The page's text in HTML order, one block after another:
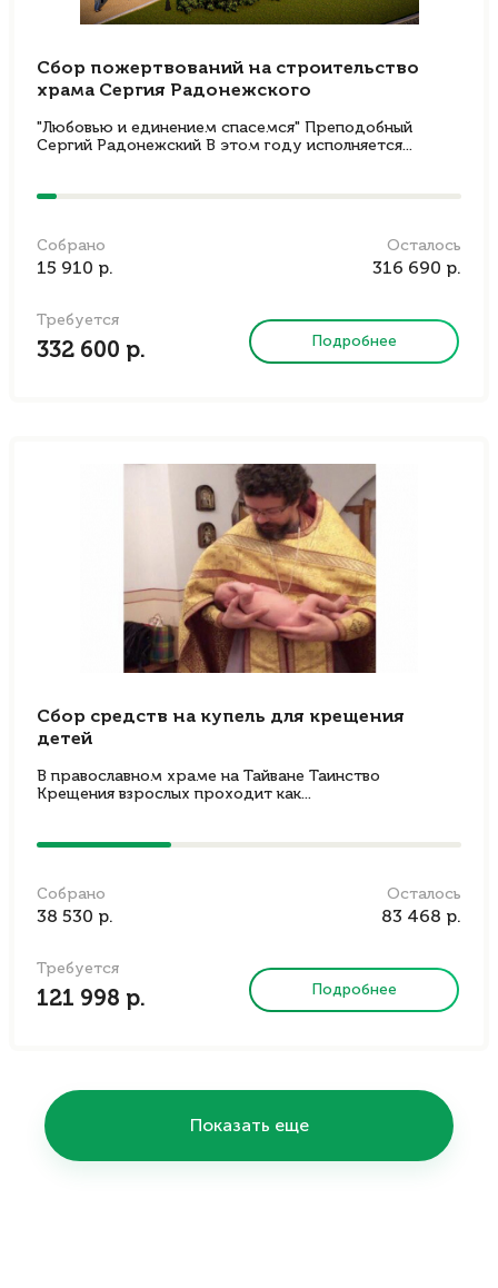
Сбор пожертвований на строительство
храма Сергия Радонежского
"Любовью и единением спасемся" Преподобный
Сергий Радонежский В этом году исполняется...
Собрано
15 910 р.
Осталось
316 690 р.
Требуется
332 600 р. Подробнее
Сбор средств на купель для крещения
детей
В православном храме на Тайване Таинство
Крещения взрослых проходит как...
Собрано
38 530 р.
Осталось
83 468 р.
Требуется
121 998 р. Подробнее
Показать еще